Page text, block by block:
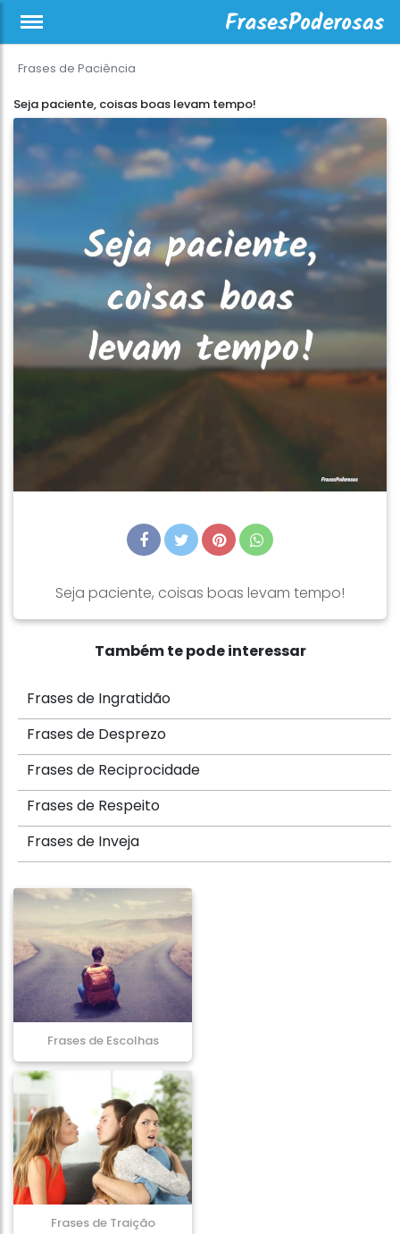
Frases de Paciência
Seja paciente, coisas boas levam tempo!
Seja paciente, coisas boas levam tempo!
Também te pode interessar
Frases de Ingratidão
Frases de Desprezo
Frases de Reciprocidade
Frases de Respeito
Frases de Inveja
Frases de Escolhas
Frases de Traição